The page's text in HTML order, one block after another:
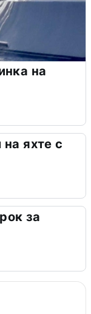
на
яхте с
за